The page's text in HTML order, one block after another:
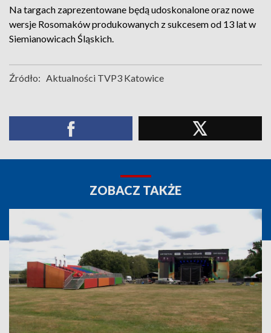
Na targach zaprezentowane będą udoskonalone oraz nowe
wersje Rosomaków produkowanych z sukcesem od 13 lat w
Siemianowicach Śląskich.
Źródło: Aktualności TVP3 Katowice
ZOBACZ TAKŻE